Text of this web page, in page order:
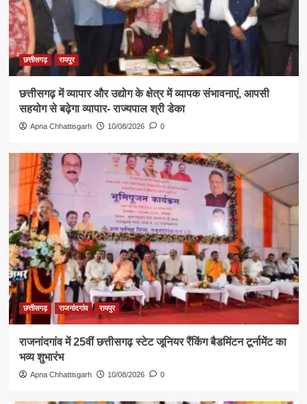
छत्तीसगढ़ रायपुर
छत्तीसगढ़ में व्यापार और उद्योग के क्षेत्र में व्यापक संभावनाएं, आपसी
सहयोग से बढ़ेगा व्यापार- राज्यपाल श्री डेका
Apna Chhattisgarh 10/08/2026 0
छत्तीसगढ़ राजनांदगांव रायपुर
राजनांदगांव में 25वीं छत्तीसगढ़ स्टेट जूनियर रैंकिंग बैडमिंटन टूर्नामेंट का
भव्य शुभारंभ
Apna Chhattisgarh 10/08/2026 0